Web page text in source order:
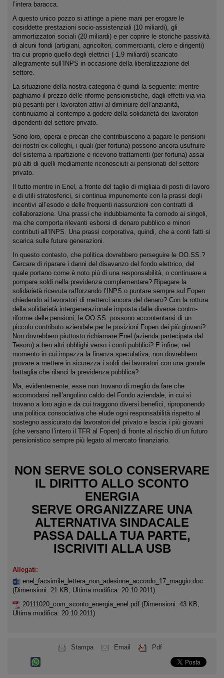
l’intera baracca.
A questo unico pozzo si attinge a piene mani per erogare le
cosiddette prestazioni socio-assistenziali (10 miliardi), gli
ammortizzatori sociali (20 miliardi) e per coprire le storiche passività
di alcuni fondi (artigiani, agricoltori, commercianti, clero e dirigenti)
tra cui proprio quello degli elettrici (-1,9 miliardi) scaricato
allegramente sull’INPS in occasione della liberalizzazione del
settore.
La situazione della nostra categoria è quindi la seguente: mentre
paghiamo il prezzo delle riforme pensionistiche, dagli effetti via via
più pesanti per i lavoratori attivi al diminuire dell’anzianità,
continuiamo al contempo a godere della solidarietà dei lavoratori
dipendenti del settore privato.
Sono loro, operai e precari che contribuiscono a pagare le pensioni
dei nostri ex-colleghi, i quali (per fortuna) possono ancora usufruire
del sistema a ripartizione e ricevono trattamenti (per fortuna) assai
più alti di quelli mediamente riconosciuti ai pensionati del settore
privato.
Il tutto mentre in Enel, a fronte del taglio di migliaia di posti di lavoro
e di utili stratosferici, si continua impunemente con la prassi degli
incentivi all’esodo e delle frequenti riassunzioni con contratti di
collaborazione. Una prassi che indubbiamente fa comodo ai singoli,
ma che comporta rilevanti esborsi di denaro pubblico e minori
contributi all’INPS. Una prassi corporativa, quindi, che a conti fatti si
scarica sulle future generazioni.
In questo contesto, che politica dovrebbero perseguire le OO.SS.?
Cercare di riparare i danni del disavanzo del fondo elettrico, del
quale portano come è noto più di una responsabilità, o continuare a
pompare soldi nella previdenza complementare? Ripagare la
solidarietà ricevuta rafforzando l’INPS o puntare sempre sul Fopen
chiedendo ai lavoratori di metterci ancora del denaro? Con la rottura
della solidarietà intergenerazionale imposta dalle diverse contro-
riforme delle pensioni, le OO.SS. possono accontentarsi di un
piccolo contributo aziendale per le posizioni Fopen dei più giovani?
Non dovrebbero piuttosto richiamare Enel (azienda partecipata dal
Tesoro) a ben altri obblighi verso i conti pubblici? E infine, nel
momento in cui impazza la finanza speculativa, non dovrebbero
provare a mettere in sicurezza i soldi dei lavoratori con una grande
battaglia che rilanci la previdenza pubblica?
Ma, evidentemente, esse non trovano di meglio da fare che
accomodarsi nell’angolino caldo del Fondo aziendale, in cui si
trovano a loro agio e da cui traggono diversi benefici, riproponendo
una politica consociativa che elude ogni responsabilità rispetto al
sostegno assicurato dai lavoratori del privato e lascia i più giovani
(che versano l’intero il TFR al Fopen) di fronte al rischio di un futuro
pensionistico sempre più legato al mercato finanziario.
NON SERVE SOLO CONSERVARE
IL DIRITTO ALLO SCONTO
ENERGIA
SERVE ORGANIZZARE UNA
ALTERNATIVA SINDACALE
PASSA DALLA TUA PARTE,
ISCRIVITI ALLA USB
Allegati:
enel_facsimile_lettera_non_adesione_accordo_17_maggio.doc
(Dimensioni: 21 KB, Ultima modifica: 20.10.2011)
20111020_com_sconto_energia_enel.pdf (Dimensioni: 43 KB,
Ultima modifica: 20.10.2011)
Stampa Email Pdf